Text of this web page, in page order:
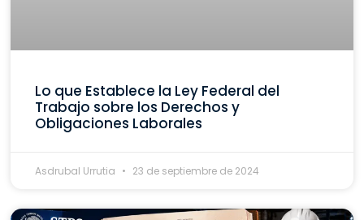
Lo que Establece la Ley Federal del
Trabajo sobre los Derechos y
Obligaciones Laborales
Asdrubal Urrutia 23 de septiembre de 2024